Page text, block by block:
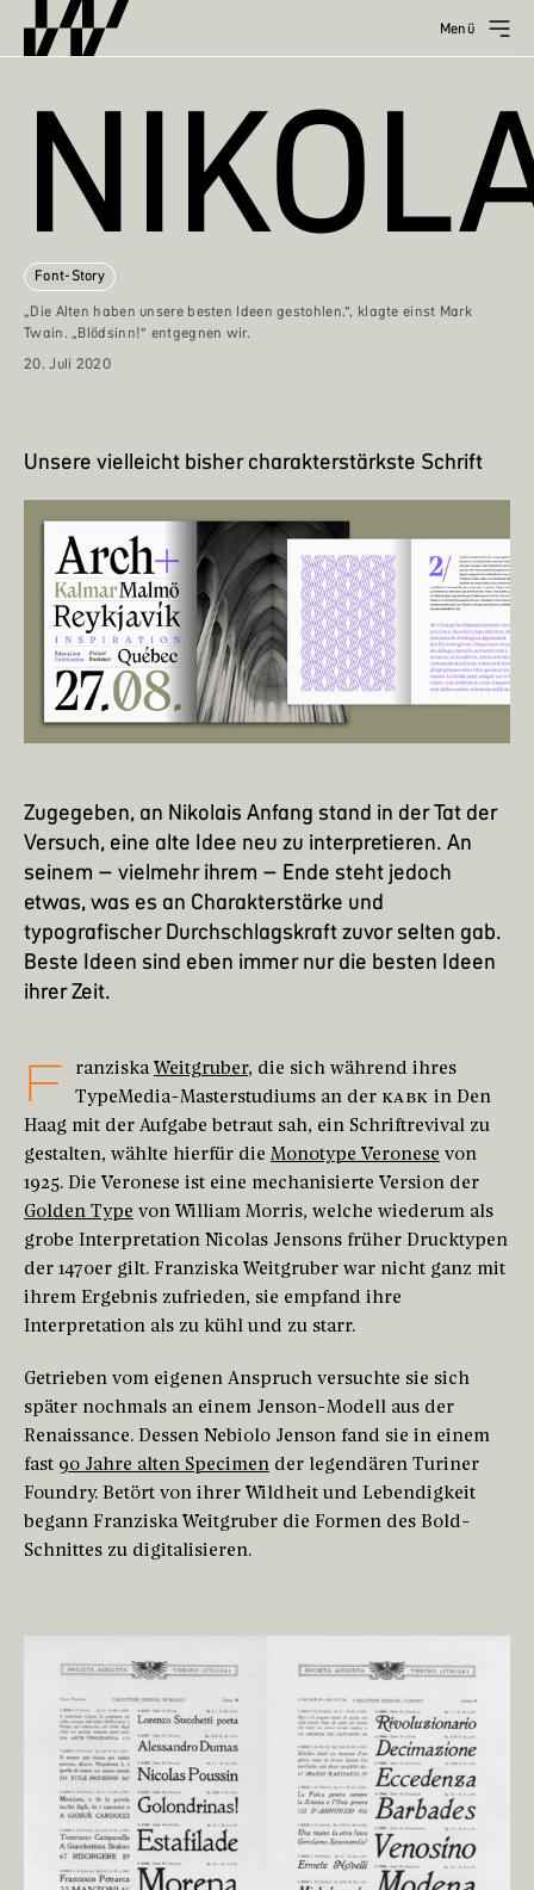
Menü
Font-Story
„Die Alten haben unsere besten Ideen gestohlen.“, klagte einst Mark
Twain. „Blödsinn!“ entgegnen wir.
20. Juli 2020
Unsere vielleicht bisher charakterstärkste Schrift
Zugegeben, an Nikolais Anfang stand in der Tat der
Versuch, eine alte Idee neu zu interpretieren. An
seinem – vielmehr ihrem – Ende steht jedoch
etwas, was es an Charakterstärke und
typografischer Durchschlagskraft zuvor selten gab.
Beste Ideen sind eben immer nur die besten Ideen
ihrer Zeit.
F ranziskaWeitgruber, die sich während ihres
TypeMedia-Masterstudiums an der KABK in Den
Haag mit der Aufgabe betraut sah, ein Schriftrevival zu
gestalten, wählte hierfür die Monotype Veronese von
1925. Die Veronese ist eine mechanisierte Version der
Golden Type von William Morris, welche wiederum als
grobe Interpretation Nicolas Jensons früher Drucktypen
der 1470er gilt. Franziska Weitgruber war nicht ganz mit
ihrem Ergebnis zufrieden, sie empfand ihre
Interpretation als zu kühl und zu starr.
Getrieben vom eigenen Anspruch versuchte sie sich
später nochmals an einem Jenson-Modell aus der
Renaissance. Dessen Nebiolo Jenson fand sie in einem
fast 90 Jahre alten Specimen der legendären Turiner
Foundry. Betört von ihrer Wildheit und Lebendigkeit
begann Franziska Weitgruber die Formen des Bold-
Schnittes zu digitalisieren.